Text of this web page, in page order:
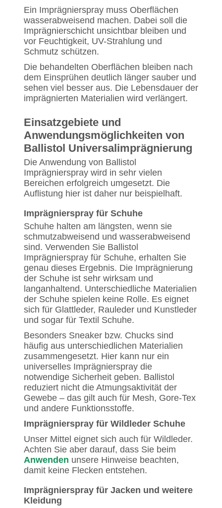
Ein Imprägnierspray muss Oberflächen
wasserabweisend machen. Dabei soll die
Imprägnierschicht unsichtbar bleiben und
vor Feuchtigkeit, UV-Strahlung und
Schmutz schützen.
Die behandelten Oberflächen bleiben nach
dem Einsprühen deutlich länger sauber und
sehen viel besser aus. Die Lebensdauer der
imprägnierten Materialien wird verlängert.
Einsatzgebiete und
Anwendungsmöglichkeiten von
Ballistol Universalimprägnierung
Die Anwendung von Ballistol
Imprägnierspray wird in sehr vielen
Bereichen erfolgreich umgesetzt. Die
Auflistung hier ist daher nur beispielhaft.
Imprägnierspray für Schuhe
Schuhe halten am längsten, wenn sie
schmutzabweisend und wasserabweisend
sind. Verwenden Sie Ballistol
Imprägnierspray für Schuhe, erhalten Sie
genau dieses Ergebnis. Die Imprägnierung
der Schuhe ist sehr wirksam und
langanhaltend. Unterschiedliche Materialien
der Schuhe spielen keine Rolle. Es eignet
sich für Glattleder, Rauleder und Kunstleder
und sogar für Textil Schuhe.
Besonders Sneaker bzw. Chucks sind
häufig aus unterschiedlichen Materialien
zusammengesetzt. Hier kann nur ein
universelles Imprägnierspray die
notwendige Sicherheit geben. Ballistol
reduziert nicht die Atmungsaktivität der
Gewebe – das gilt auch für Mesh, Gore-Tex
und andere Funktionsstoffe.
Imprägnierspray für Wildleder Schuhe
Unser Mittel eignet sich auch für Wildleder.
Achten Sie aber darauf, dass Sie beim
Anwenden unsere Hinweise beachten,
damit keine Flecken entstehen.
Imprägnierspray für Jacken und weitere
Kleidung